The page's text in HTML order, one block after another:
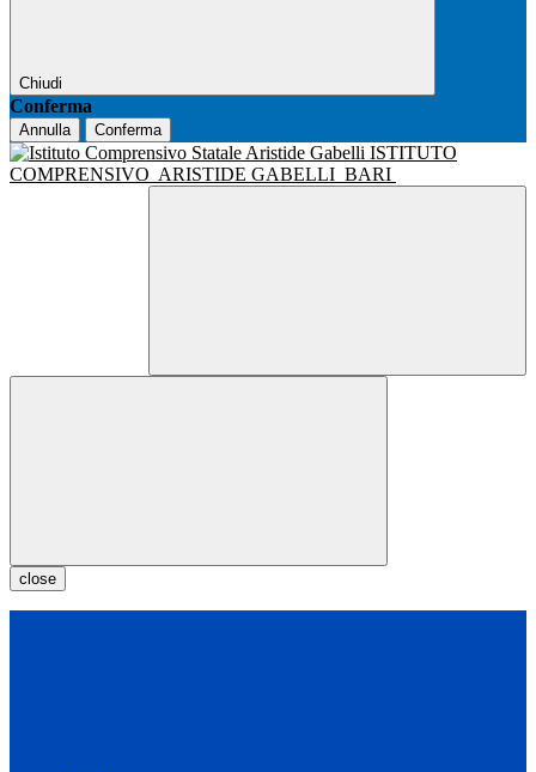
Chiudi
Conferma
Annulla Conferma
ISTITUTO
COMPRENSIVO ARISTIDE GABELLI BARI
close